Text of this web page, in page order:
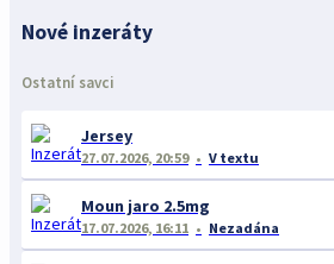
Nové inzeráty
Ostatní savci
Jersey
27.07.2026, 20:59 V textu
Moun jaro 2.5mg
17.07.2026, 16:11 Nezadána